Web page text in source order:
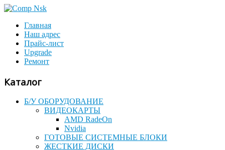
Главная
Наш адрес
Прайс-лист
Upgrade
Ремонт
Каталог
Б/У ОБОРУДОВАНИЕ
ВИДЕОКАРТЫ
AMD RadeOn
Nvidia
ГОТОВЫЕ СИСТЕМНЫЕ БЛОКИ
ЖЕСТКИЕ ДИСКИ